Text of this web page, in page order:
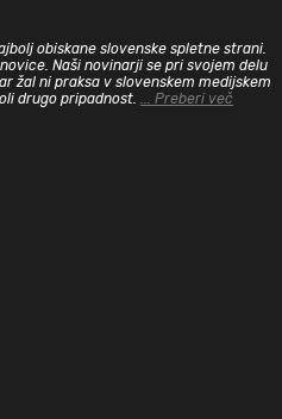
obiskane slovenske spletne strani.
Naši novinarji se pri svojem delu
žal ni praksa v slovenskem medijskem
drugo pripadnost. ... Preberi več